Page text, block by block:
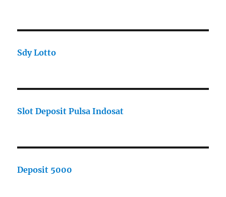
Sdy Lotto
Slot Deposit Pulsa Indosat
Deposit 5000